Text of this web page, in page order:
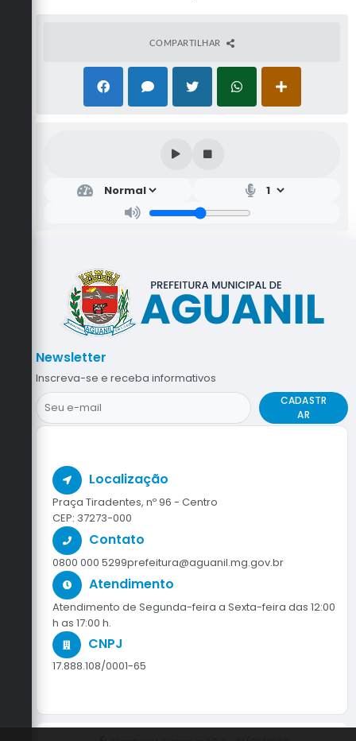
COMPARTILHAR
Localização
Praça Tiradentes, nº 96 - Centro
CEP: 37273-000
Contato
0800 000 5299prefeitura@aguanil.mg.gov.br
Atendimento
Atendimento de Segunda-feira a Sexta-feira das 12:00
h as 17:00 h.
CNPJ
17.888.108/0001-65
Newsletter
Inscreva-se e receba informativos
CADASTR
AR